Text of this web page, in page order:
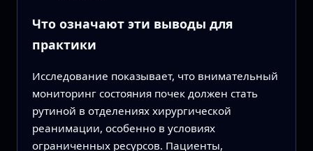
Что означают эти выводы для
практики
Исследование показывает, что внимательный
мониторинг состояния почек должен стать
рутиной в отделениях хирургической
реанимации, особенно в условиях
ограниченных ресурсов. Пациенты,